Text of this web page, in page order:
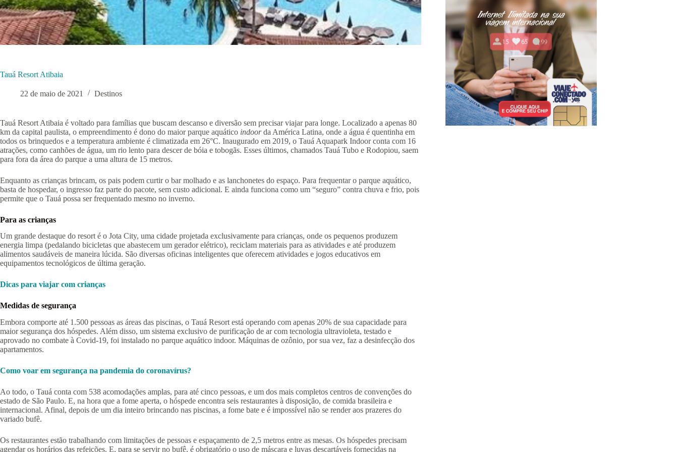
Tauá Resort Atibaia
22 de maio de 2021 Destinos
Tauá Resort Atibaia é voltado para famílias que buscam descanso e diversão sem precisar viajar para longe. Localizado a apenas 80
km da capital paulista, o empreendimento é dono do maior parque aquático indoorda América Latina, onde a água é quentinha em
todos os brinquedos e a temperatura ambiente é climatizada em 26°C. Inaugurado em 2019, o Tauá Aquapark Indoor conta com 16
atrações, como canhões de água, um rio lento para descer de bóia e tobogãs. Esses últimos, chamados Tauá Tubo e Rodopiou, saem
para fora da área do parque a uma altura de 15 metros.
Enquanto as crianças brincam, os pais podem curtir o bar molhado e as lanchonetes do espaço. Para frequentar o parque aquático,
basta de hospedar, o ingresso faz parte do pacote, sem custo adicional. E ainda funciona como um “seguro” contra chuva e frio, pois
permite que o Tauá possa ser frequentado mesmo no inverno.
Para as crianças
Um grande destaque do resort é o Jota City, uma cidade projetada exclusivamente para crianças, onde os pequenos produzem
energia limpa (pedalando bicicletas que abastecem um gerador elétrico), reciclam materiais para as atividades e até produzem
alimentos saudáveis de maneira lúcida. São diversas oficinas inteligentes que oferecem atividades e jogos educativos em
equipamentos tecnológicos de última geração.
Dicas para viajar com crianças
Medidas de segurança
Embora comporte até 1.500 pessoas as áreas das piscinas, o Tauá Resort está operando com apenas 20% de sua capacidade para
maior segurança dos hóspedes. Além disso, um sistema exclusivo de purificação de ar com tecnologia ultravioleta, testado e
aprovado no combate à Covid-19, foi instalado no parque aquático indoor. Máquinas de ozônio, por sua vez, faz a desinfecção dos
apartamentos.
Como voar em segurança na pandemia do coronavírus?
Ao todo, o Tauá conta com 538 acomodações amplas, para até cinco pessoas, e um dos mais completos centros de convenções do
estado de São Paulo. E, na hora que a fome aperta, o hóspede encontra seis restaurantes à disposição, de comida brasileira e
internacional. Afinal, depois de um dia inteiro brincando nas piscinas, a fome bate e é impossível não se render aos prazeres do
variado bufê.
Os restaurantes estão trabalhando com limitações de pessoas e espaçamento de 2,5 metros entre as mesas. Os hóspedes precisam
agendar os horários das refeições. E, para se servir no bufê, é obrigatório o uso de máscara e luvas descartáveis fornecidas na